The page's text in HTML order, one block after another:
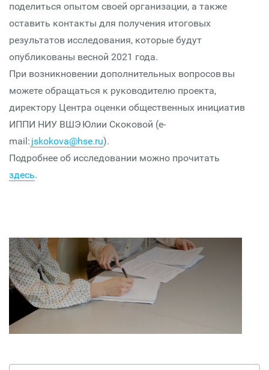
поделиться опытом своей организации, а также
оставить контакты для получения итоговых
результатов исследования, которые будут
опубликованы весной 2021 года.
При возникновении дополнительных вопросов вы
можете обращаться к руководителю проекта,
директору Центра оценки общественных инициатив
ИППИ НИУ ВШЭ Юлии Скоковой (e-
mail: jskokova@hse.ru).
Подробнее об исследовании можно прочитать
здесь.